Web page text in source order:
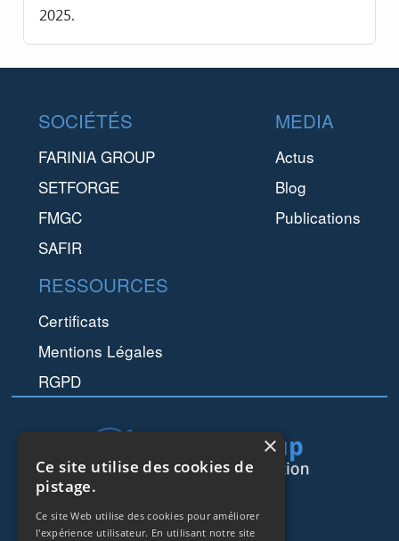
2025.
Footer
SOCIÉTÉS
FARINIA GROUP
SETFORGE
FMGC
SAFIR
MEDIA
Actus
Blog
Publications
RESSOURCES
Certificats
Mentions Légales
RGPD
44 rue de Lisbonne
75008Paris
Ce site utilise des cookies de
pistage.
Ce site Web utilise des cookies pour améliorer
l'expérience utilisateur. En utilisant notre site
×